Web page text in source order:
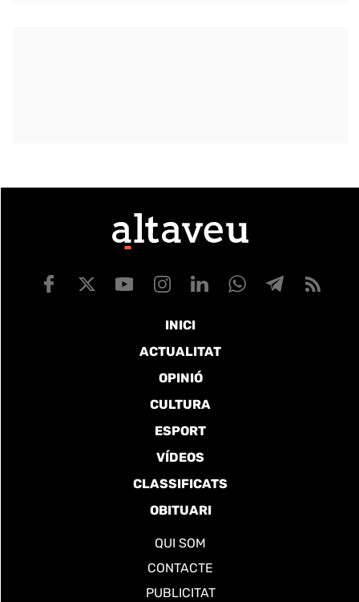
INICI
ACTUALITAT
OPINIÓ
CULTURA
ESPORT
VÍDEOS
CLASSIFICATS
OBITUARI
QUI SOM
CONTACTE
PUBLICITAT